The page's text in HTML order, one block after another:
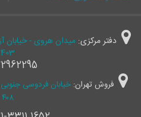
دفتر مرکزی:
403
فروش تهران: خیابان فردوسی
۴۰۸